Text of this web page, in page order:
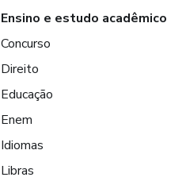
Ensino e estudo acadêmico
Concurso
Direito
Educação
Enem
Idiomas
Libras